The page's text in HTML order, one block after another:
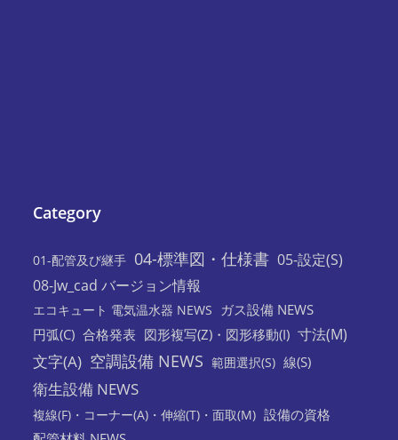
Category
01-配管及び継手 04-標準図・仕様書 05-設定(S)
08-Jw_cad バージョン情報
エコキュート 電気温水器 NEWS
ガス設備 NEWS
円弧(C) 合格発表 図形複写(Z)・図形移動(I) 寸法(M)
文字(A) 空調設備 NEWS 範囲選択(S) 線(S)
衛生設備 NEWS
複線(F)・コーナー(A)・伸縮(T)・面取(M) 設備の資格